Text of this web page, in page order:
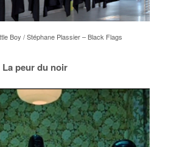
Boy / Stéphane Plassier – Black Flags
La peur du noir